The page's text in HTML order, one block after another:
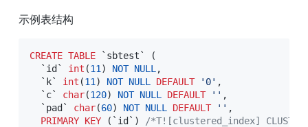
示例表结构
CREATE TABLE ` sbtest`
(
` id` int (11 ) NOT NULL ,
` k` int (11 ) NOT NULL DEFAULT '0' ,
` c` char(120) NOT NULL DEFAULT '' ,
` pad` char(60) NOT NULL DEFAULT '' ,
PRIMARY KEY ( ` id` )
/*T![clustered_index]